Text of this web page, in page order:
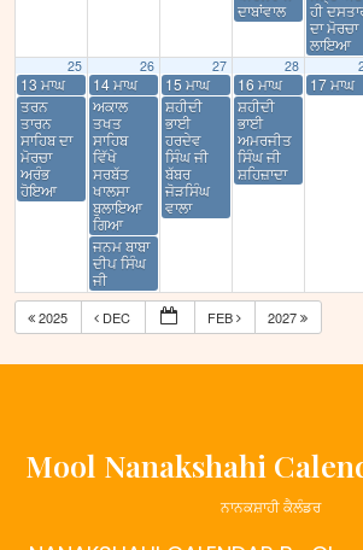
ਦਾਬਾਂਵਾਲ
ਹੀ
ਦਾ ਮੋਰਚਾ
ਲਾਇਆ
25
13 ਮਾਘ
ਤਰਨ
ਤਾਰਨ
ਸਾਹਿਬ ਦਾ
ਮੋਰਚਾ
ਅਰੰਭ
ਹੋਇਆ
26
14 ਮਾਘ
ਅਕਾਲ
ਤਖਤ
ਸਾਹਿਬ
ਵਿੱਖੇ
ਸਰਬੱਤ
ਖਾਲਸਾ
ਬੁਲਾਇਆ
ਗਿਆ
ਜਨਮ ਬਾਬਾ
ਦੀਪ ਸਿੰਘ
ਜੀ
27
15 ਮਾਘ
ਸ਼ਹੀਦੀ
ਭਾਈ
ਹਰਦੇਵ
ਸਿੰਘ ਜੀ
ਬੱਬਰ
ਜੋੜਸਿੰਘ
ਵਾਲਾ
28
16 ਮਾਘ
ਸ਼ਹੀਦੀ
ਭਾਈ
ਅਮਰਜੀਤ
ਸਿੰਘ ਜੀ
ਸ਼ਹਿਜ਼ਾਦਾ
17 ਮਾਘ
2025 DEC FEB 2027
Mool Nanakshahi
ਨਾਨਕਸ਼ਾਹੀ ਕੈਲੰਡਰ